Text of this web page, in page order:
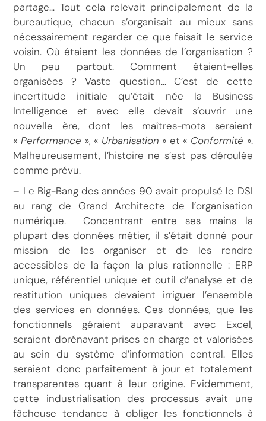
partage… Tout cela relevait principalement de la
bureautique, chacun s’organisait au mieux sans
nécessairement regarder ce que faisait le service
voisin. Où étaient les données de l’organisation ?
Un peu partout. Comment étaient-elles
organisées ? Vaste question… C’est de cette
incertitude initiale qu’était née la Business
Intelligence et avec elle devait s’ouvrir une
nouvelle ère, dont les maîtres-mots seraient
« Performance », « Urbanisation » et « Conformité ».
Malheureusement, l’histoire ne s’est pas déroulée
comme prévu.
– Le Big-Bang des années 90 avait propulsé le DSI
au rang de Grand Architecte de l’organisation
numérique. Concentrant entre ses mains la
plupart des données métier, il s’était donné pour
mission de les organiser et de les rendre
accessibles de la façon la plus rationnelle : ERP
unique, référentiel unique et outil d’analyse et de
restitution uniques devaient irriguer l’ensemble
des services en données. Ces données, que les
fonctionnels géraient auparavant avec Excel,
seraient dorénavant prises en charge et valorisées
au sein du système d’information central. Elles
seraient donc parfaitement à jour et totalement
transparentes quant à leur origine. Evidemment,
cette industrialisation des processus avait une
fâcheuse tendance à obliger les fonctionnels à